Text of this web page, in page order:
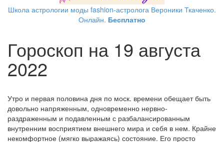
Школа астрологии моды fashion-астролога Вероники Ткаченко.
Онлайн. Бесплатно
Гороскоп на 19 августа
2022
Утро и первая половина дня по моск. времени обещает быть
довольно напряженным, одновременно нервно-
раздраженным и подавленным с разбалансированным
внутренним восприятием внешнего мира и себя в нем. Крайне
некомфортное (мягко выражаясь) состояние. Его просто